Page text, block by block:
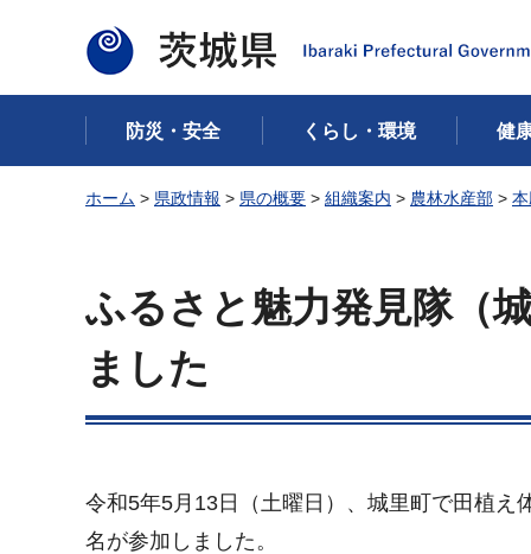
茨城県
防災・安全 くらし・環境 健
ホーム > 県政情報 > 県の概要 > 組織案内 > 農林水産部 >
ふるさと魅力発見隊（
ました
令和5年5月13日（土曜日）、城里町で田植
名が参加しました。